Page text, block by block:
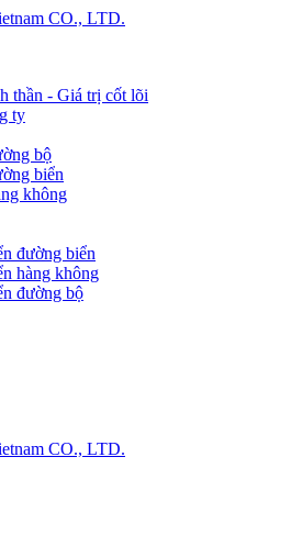
thần - Giá trị cốt lõi
ty
bộ
biển
không
đường biển
hàng không
đường bộ